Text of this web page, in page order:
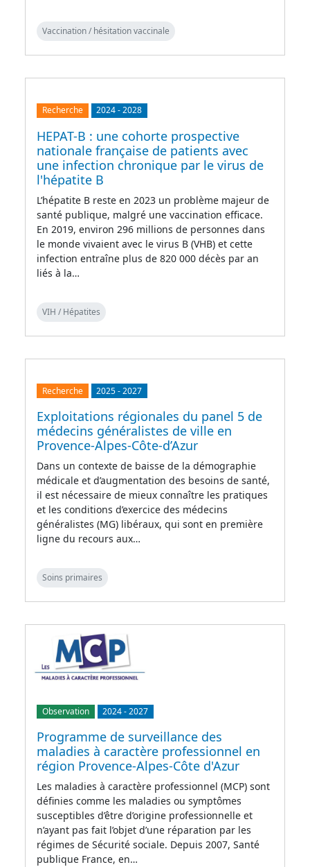
Vaccination / hésitation vaccinale
Recherche 2024-2028
HEPAT-B : une cohorte prospective
nationale française de patients avec
une infection chronique par le virus de
l'hépatite B
L’hépatite B reste en 2023 un problème majeur de
santé publique, malgré une vaccination efficace.
En 2019, environ 296 millions de personnes dans
le monde vivaient avec le virus B (VHB) et cette
infection entraîne plus de 820 000 décès par an
liés à la…
VIH / Hépatites
Recherche 2025-2027
Exploitations régionales du panel 5 de
médecins généralistes de ville en
Provence-Alpes-Côte-d’Azur
Dans un contexte de baisse de la démographie
médicale et d’augmentation des besoins de santé,
il est nécessaire de mieux connaître les pratiques
et les conditions d’exercice des médecins
généralistes (MG) libéraux, qui sont en première
ligne du recours aux…
Soins primaires
Observation 2024-2027
Programme de surveillance des
maladies à caractère professionnel en
région Provence-Alpes-Côte d'Azur
Les maladies à caractère professionnel (MCP) sont
définies comme les maladies ou symptômes
susceptibles d’être d’origine professionnelle et
n’ayant pas fait l’objet d’une réparation par les
régimes de Sécurité sociale. Depuis 2007, Santé
publique France, en…